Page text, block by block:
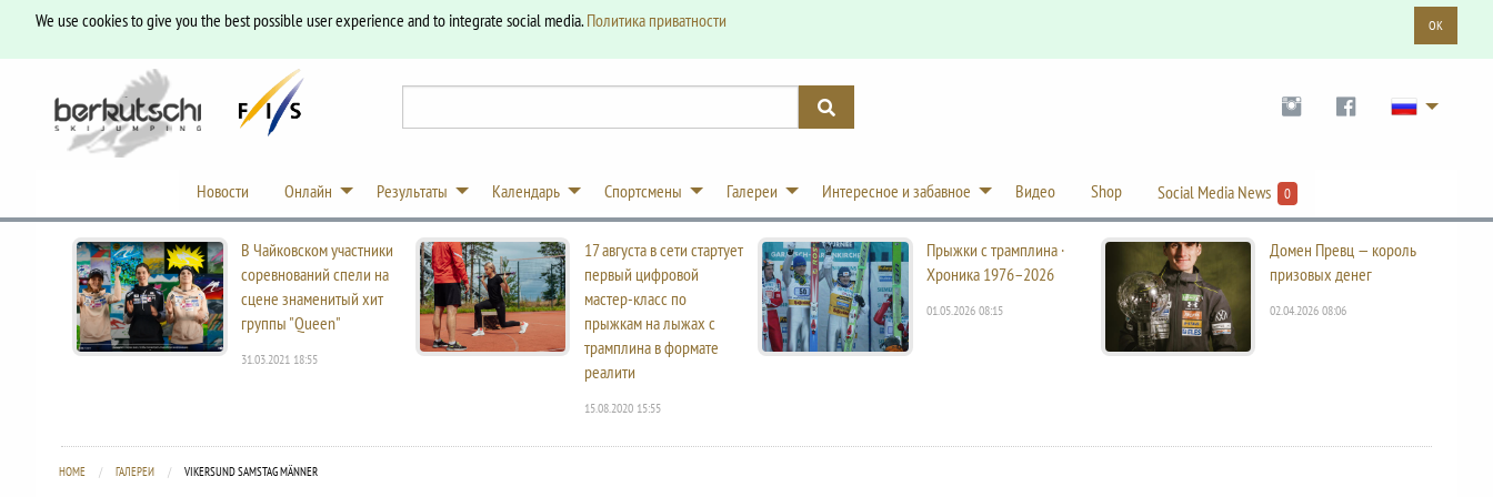
We use cookies to give you the best possible user experience and to integrate social media.Политика приватности OK
Новости Онлайн Результаты Календарь Спортсмены Галереи Интересное и забавное Видео Shop Social Media News 0
В Чайковском участники
соревнований спели на
сцене знаменитый хит
группы "Queen"
31.03.2021 18:55
17 августа в сети стартует
первый цифровой
мастер-класс по
прыжкам на лыжах с
трамплина в формате
реалити
15.08.2020 15:55
Прыжки с трамплина ·
Хроника 1976–2026
01.05.2026 08:15
Домен Превц — король
призовых денег
02.04.2026 08:06
HOME ГАЛЕРЕИ CURRENT:
VIKERSUND SAMSTAG MÄNNER